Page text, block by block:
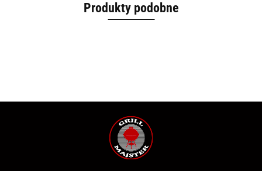
Produkty podobne